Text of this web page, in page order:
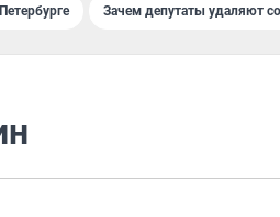
Зачем депутаты удаляют